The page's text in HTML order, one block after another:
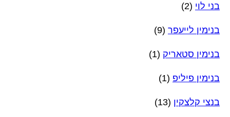
בני לוי (2)
בנימין לייעפר (9)
בנימין סטאריק (1)
בנימין פיליפ (1)
בנצי קלצקין (13)